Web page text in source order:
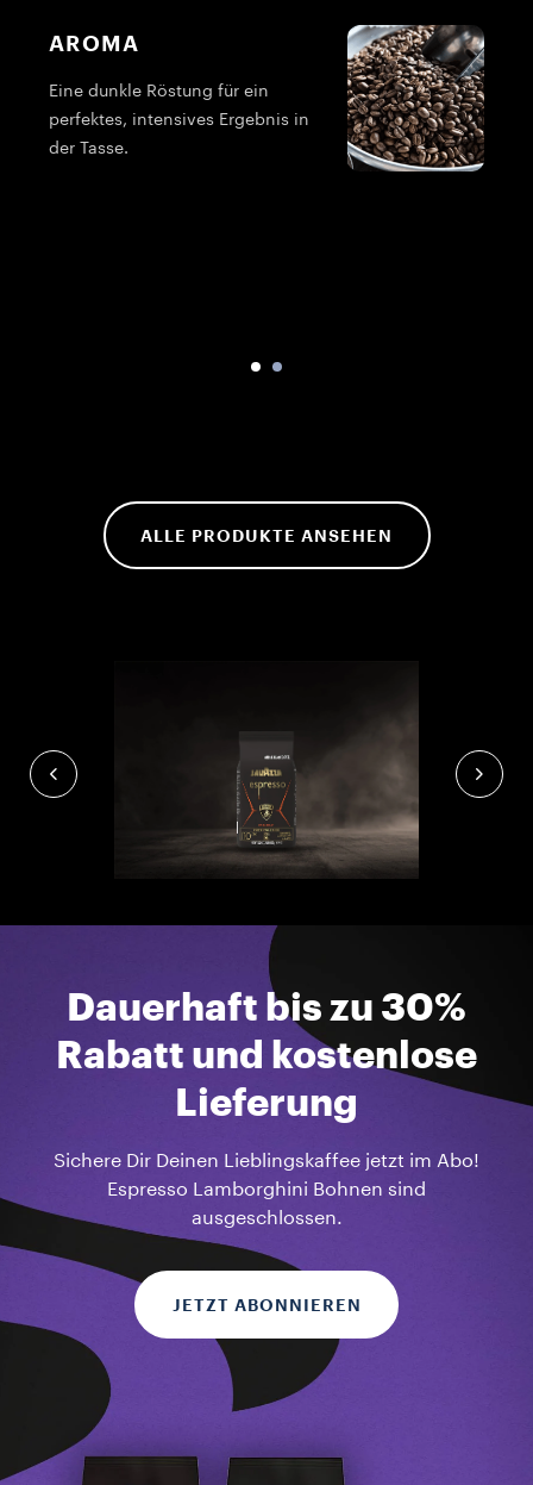
AROMA
Eine dunkle Röstung für ein
perfektes, intensives Ergebnis in
der Tasse.
ALLE PRODUKTE ANSEHEN
Dauerhaft bis zu 30%
Rabatt und kostenlose
Lieferung
Sichere Dir Deinen Lieblingskaffee jetzt im Abo!
Espresso Lamborghini Bohnen sind
ausgeschlossen.
JETZT ABONNIEREN